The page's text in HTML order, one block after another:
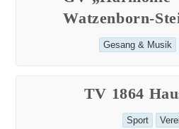
Watzenborn-
Beitrags-
Gesang & Musik
TV 1864
Beitrags-
Sport